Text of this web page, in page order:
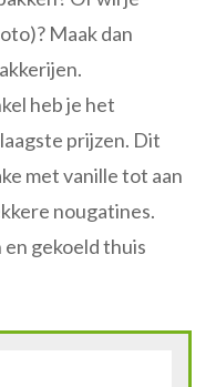
Maak dan
heb je het
prijzen. Dit
met vanille tot aan
nougatines.
gekoeld thuis